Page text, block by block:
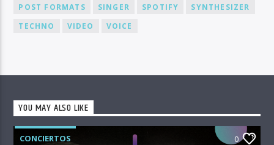
POST FORMATS SINGER SPOTIFY
SYNTHESIZER
TECHNO
VIDEO VOICE
YOU MAY ALSO LIKE
CONCIERTOS 0